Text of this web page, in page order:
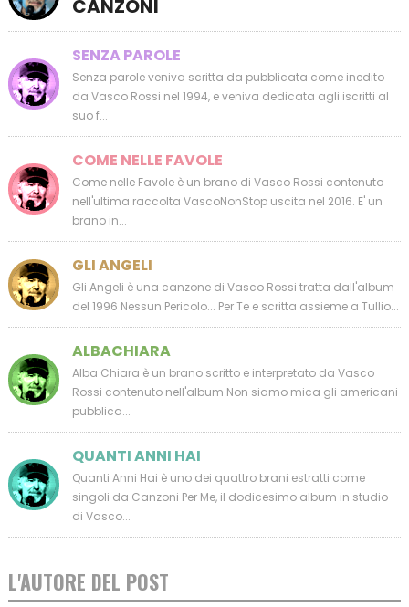
CANZONI
SENZA PAROLE
Senza parole veniva scritta da pubblicata come inedito
da Vasco Rossi nel 1994, e veniva dedicata agli iscritti al
suo f...
COME NELLE FAVOLE
Come nelle Favole è un brano di Vasco Rossi contenuto
nell'ultima raccolta VascoNonStop uscita nel 2016. E' un
brano in...
GLI ANGELI
Gli Angeli è una canzone di Vasco Rossi tratta dall'album
del 1996 Nessun Pericolo... Per Te e scritta assieme a Tullio...
ALBACHIARA
Alba Chiara è un brano scritto e interpretato da Vasco
Rossi contenuto nell'album Non siamo mica gli americani
pubblica...
QUANTI ANNI HAI
Quanti Anni Hai è uno dei quattro brani estratti come
singoli da Canzoni Per Me, il dodicesimo album in studio
di Vasco...
L'AUTORE DEL POST